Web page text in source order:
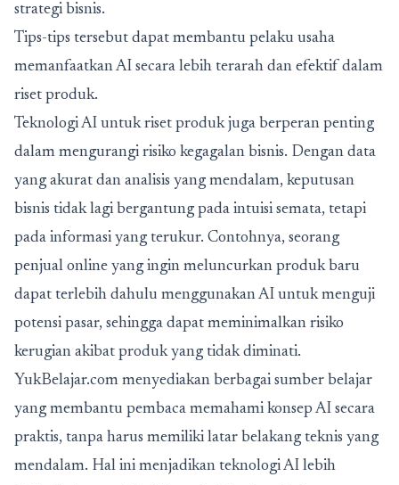
strategi bisnis.
Tips-tips tersebut dapat membantu pelaku usaha
memanfaatkan AI secara lebih terarah dan efektif dalam
riset produk.
Teknologi AI untuk riset produk juga berperan penting
dalam mengurangi risiko kegagalan bisnis. Dengan data
yang akurat dan analisis yang mendalam, keputusan
bisnis tidak lagi bergantung pada intuisi semata, tetapi
pada informasi yang terukur. Contohnya, seorang
penjual online yang ingin meluncurkan produk baru
dapat terlebih dahulu menggunakan AI untuk menguji
potensi pasar, sehingga dapat meminimalkan risiko
kerugian akibat produk yang tidak diminati.
YukBelajar.com menyediakan berbagai sumber belajar
yang membantu pembaca memahami konsep AI secara
praktis, tanpa harus memiliki latar belakang teknis yang
mendalam. Hal ini menjadikan teknologi AI lebih